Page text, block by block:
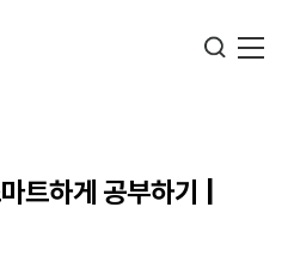
트하게 공부하기 |